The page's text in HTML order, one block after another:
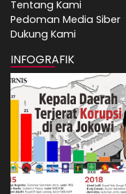
Tentang Kami
Pedoman Media Siber
Dukung Kami
INFOGRAFIK